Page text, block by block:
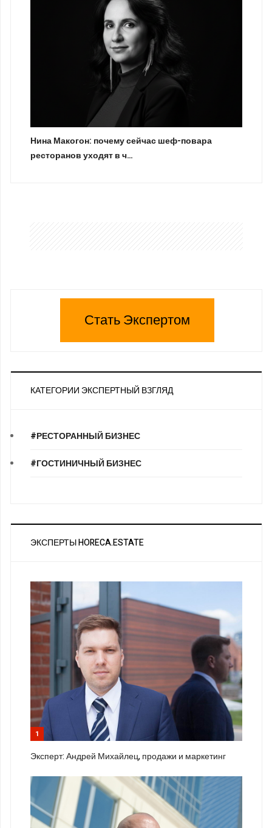
Нина Макогон: почему сейчас шеф-повара
ресторанов уходят в ч…
Стать Экспертом
КАТЕГОРИИ ЭКСПЕРТНЫЙ ВЗГЛЯД
#РЕСТОРАННЫЙ БИЗНЕС
#ГОСТИНИЧНЫЙ БИЗНЕС
ЭКСПЕРТЫ HORECA.ESTATE
1
Эксперт: Андрей Михайлец, продажи и маркетинг